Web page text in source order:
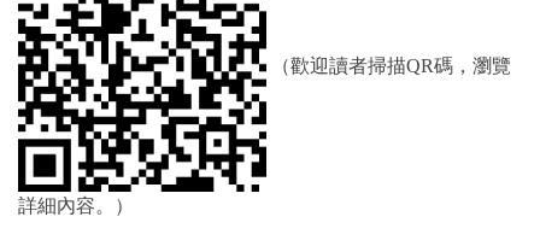
（歡迎讀者掃描QR碼，瀏覽
詳細內容。）